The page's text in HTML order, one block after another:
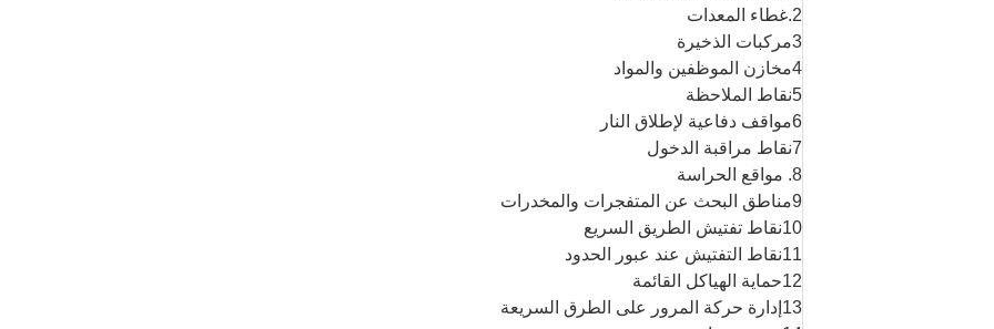
2.غطاء المعدات
3مركبات الذخيرة
4مخازن الموظفين والمواد
5نقاط الملاحظة
6مواقف دفاعية لإطلاق النار
7نقاط مراقبة الدخول
8. مواقع الحراسة
9مناطق البحث عن المتفجرات والمخدرات
10نقاط تفتيش الطريق السريع
11نقاط التفتيش عند عبور الحدود
12حماية الهياكل القائمة
13إدارة حركة المرور على الطرق السريعة